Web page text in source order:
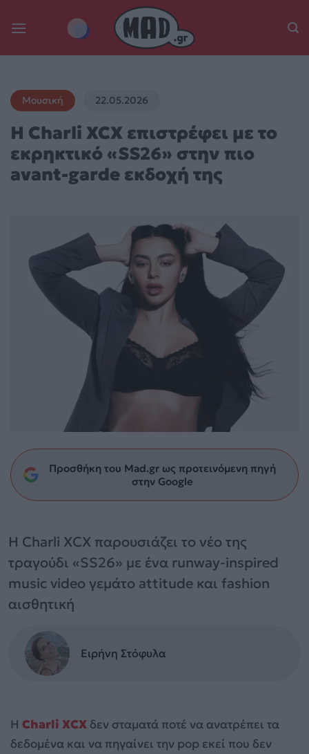
Μουσική 22.05.2026
Η Charli XCX επιστρέφει με το
εκρηκτικό «SS26» στην πιο
avant-garde εκδοχή της
Προσθήκη του Mad.gr ως προτεινόμενη πηγή
στην Google
Η Charli XCX παρουσιάζει το νέο της
τραγούδι «SS26» με ένα runway-inspired
music video γεμάτο attitude και fashion
αισθητική
Ειρήνη Στόφυλα
Η Charli XCX δεν σταματά ποτέ να ανατρέπει τα
δεδομένα και να πηγαίνει την pop εκεί που δεν